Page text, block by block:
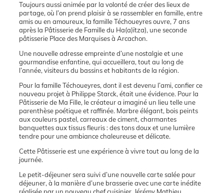
Toujours aussi animée par la volonté de créer des lieux de
partage, où l’on prend plaisir à se rassembler en famille, entre
amis ou en amoureux, la famille Téchoueyres ouvre, 7 ans
après la Pâtisserie de Famille du Ha(a)ïtza), une seconde
pâtisserie Place des Marquises à Arcachon.
Une nouvelle adresse empreinte d’une nostalgie et une
gourmandise enfantine, qui accueillera, tout au long de
l’année, visiteurs du bassins et habitants de la région.
Pour la famille Téchoueyres, dont il est devenu l’ami, confier ce
nouveau projet à Philippe Starck, était une évidence. Pour la
Pâtisserie de Ma Fille, le créateur a imaginé un lieu telle une
parenthèse poétique et raffinée. Marbre élégant, bois peints
aux couleurs pastel, carreaux de ciment, charmantes
banquettes aux tissus fleuris : des tons doux et une lumière
tendre pour une ambiance chaleureuse et délicate.
Cette Pâtisserie est une expérience à vivre tout au long de la
journée.
Le petit-déjeuner sera suivi d’une nouvelle carte salée pour
déjeuner, à la manière d’une brasserie avec une carte inédite